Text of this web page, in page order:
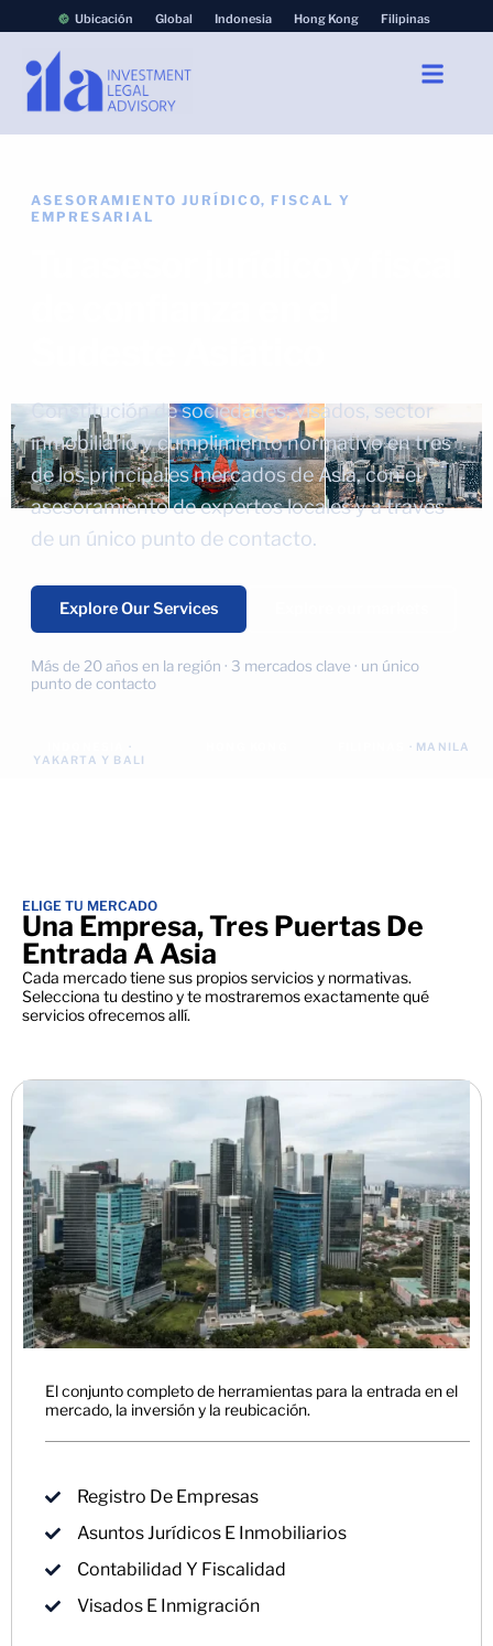
Ubicación Global Indonesia Hong Kong Filipinas
ASESORAMIENTO JURÍDICO, FISCAL Y
EMPRESARIAL
Constitución de sociedades, visados, sector
inmobiliario y cumplimiento normativo en tres
de los principales mercados de Asia, con el
asesoramiento de expertos locales y a través
de un único punto de contacto.
Explore Our Services
Más de 20 años en la región · 3 mercados clave · un único
punto de contacto
·
YAKARTA Y BALI
· MANILA
ELIGE TU MERCADO
Una Empresa, Tres Puertas De
Entrada A Asia
Cada mercado tiene sus propios servicios y normativas.
Selecciona tu destino y te mostraremos exactamente qué
servicios ofrecemos allí.
El conjunto completo de herramientas para la entrada en el
mercado, la inversión y la reubicación.
Registro De Empresas
Asuntos Jurídicos E Inmobiliarios
Contabilidad Y Fiscalidad
Visados E Inmigración